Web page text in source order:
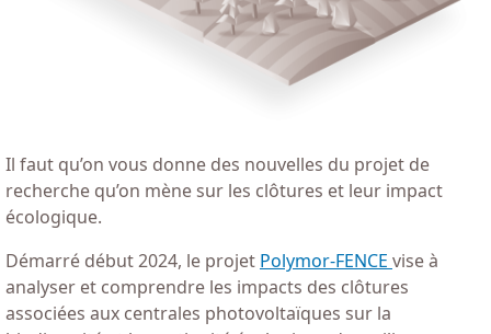
Il faut qu’on vous donne des nouvelles du projet de
recherche qu’on mène sur les clôtures et leur impact
écologique.
Démarré début 2024, le projet Polymor-FENCE vise à
analyser et comprendre les impacts des clôtures
associées aux centrales photovoltaïques sur la